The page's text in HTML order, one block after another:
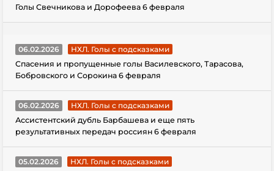
Голы Свечникова и Дорофеева 6 февраля
06.02.2026
НХЛ. Голы с подсказками
Спасения и пропущенные голы Василевского, Тарасова,
Бобровского и Сорокина 6 февраля
06.02.2026
НХЛ. Голы с подсказками
Ассистентский дубль Барбашева и еще пять
результативных передач россиян 6 февраля
05.02.2026
НХЛ. Голы с подсказками